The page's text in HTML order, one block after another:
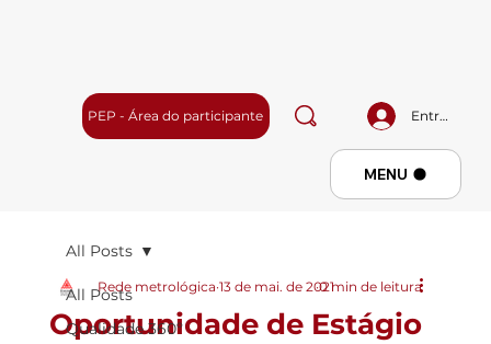
Entrar
PEP - Área do participante
Menu
MENU
All Posts
Qualidade 360º
All Posts
Oportunidade de Estágio
Rede metrológica 13 de mai. de 20210 min de leitura